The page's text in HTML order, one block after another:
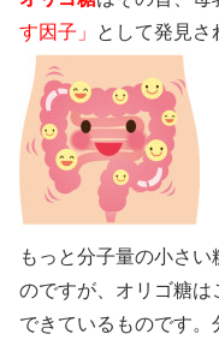
す因子」
として発見さ
もっと分子量の小さ
のですが、オリゴ糖は
できているものです